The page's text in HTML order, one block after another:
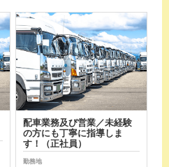
配車業務及び営業／未経験
の方にも丁寧に指導しま
す！（正社員）
勤務地